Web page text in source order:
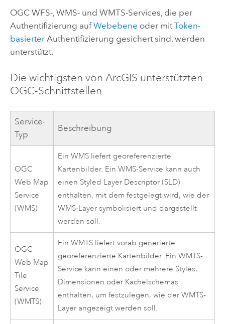
OGC WFS-, WMS- und WMTS-Services, die per
Authentifizierung aufWebebene oder mit Token-
basierterAuthentifizierung gesichert sind, werden
unterstützt.
Die wichtigsten von ArcGIS unterstützten
OGC-Schnittstellen
Service-
Typ
Beschreibung
OGC
Web Map
Service
(WMS)
Ein WMS liefert georeferenzierte
Kartenbilder. Ein WMS-Service kann auch
einen Styled Layer Descriptor (SLD)
enthalten, mit dem festgelegt wird, wie der
WMS-Layer symbolisiert und dargestellt
werden soll.
OGC
Web Map
Tile
Service
(WMTS)
Ein WMTS liefert vorab generierte
georeferenzierte Kartenbilder. Ein WMTS-
Service kann einen oder mehrere Styles,
Dimensionen oder Kachelschemas
enthalten, um festzulegen, wie der WMTS-
Layer angezeigt werden soll.